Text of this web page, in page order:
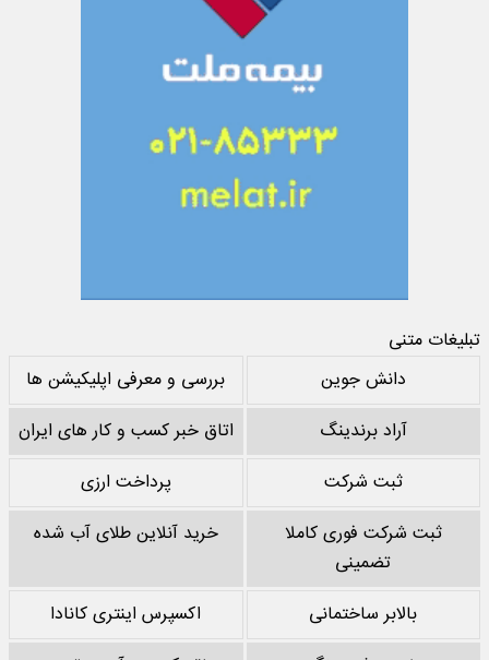
تبلیغات متنی
دانش جوین
بررسی و معرفی اپلیکیشن ها
آراد برندینگ
اتاق خبر کسب و کار های ایران
ثبت شرکت
پرداخت ارزی
ثبت شرکت فوری کاملا
تضمینی
خرید آنلاین طلای آب شده
بالابر ساختمانی
اکسپرس اینتری کانادا